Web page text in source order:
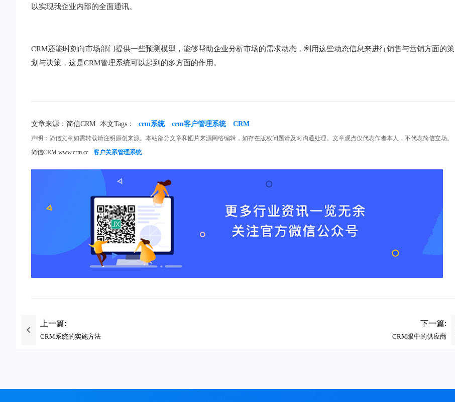
以实现我企业内部的全面通讯。
CRM还能时刻向市场部门提供一些预测模型，能够帮助企业分析市场的需求动态，利用这些动态信息来进行销售与营销方面的策
划与决策，这是CRM管理系统可以起到的多方面的作用。
文章来源：简信CRM 本文Tags： crm系统 crm客户管理系统 CRM
声明：简信文章如需转载请注明原创来源。本站部分文章和图片来源网络编辑，如存在版权问题请及时沟通处理。文章观点仅代表作者本人，不代表简信立场。
简信CRM www.crm.cc
客户关系管理系统
上一篇:
CRM系统的实施方法
下一篇:
CRM眼中的供应商